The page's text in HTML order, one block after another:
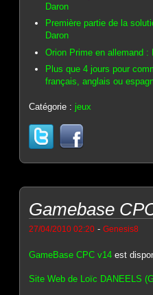
Daron
Première partie de la
Daron
Orion Prime en allemand
Plus que 4 jours pour
français, anglais ou
Catégorie :jeux
Gamebase
27/04/2010 02:20 -Genesis8
GameBase CPC v14 est
Site Web de Loïc DANEELS